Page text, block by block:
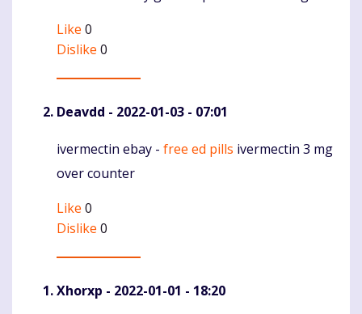
Like 0
Dislike 0
Deavdd - 2022-01-03 - 07:01
Komentaras
ivermectin ebay - free ed pills ivermectin 3 mg
over counter
Like 0
Dislike 0
Xhorxp - 2022-01-01 - 18:20